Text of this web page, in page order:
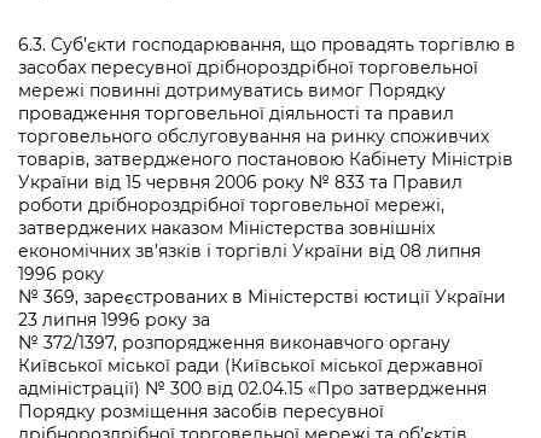
6.3. Суб’єкти господарювання, що провадять торгівлю в
засобах пересувної дрібнороздрібної торговельної
мережі повинні дотримуватись вимог Порядку
провадження торговельної діяльності та правил
торговельного обслуговування на ринку споживчих
товарів, затвердженого постановою Кабінету Міністрів
України від 15 червня 2006 року № 833 та Правил
роботи дрібнороздрібної торговельної мережі,
затверджених наказом Міністерства зовнішніх
економічних зв’язків і торгівлі України від 08 липня
1996 року
№ 369, зареєстрованих в Міністерстві юстиції України
23 липня 1996 року за
№ 372/1397, розпорядження виконавчого органу
Київської міської ради (Київської міської державної
адміністрації) № 300 від 02.04.15 «Про затвердження
Порядку розміщення засобів пересувної